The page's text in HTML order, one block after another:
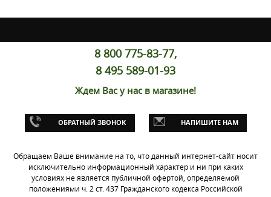
8 800 775-83-77,
8 495 589-01-93
Ждем Вас у нас в магазине!
ОБРАТНЫЙ ЗВОНОК НАПИШИТЕ НАМ
Обращаем Ваше внимание на то, что данный интернет-сайт носит
исключительно информационный характер и ни при каких
условиях не является публичной офертой, определяемой
положениями ч. 2 ст. 437 Гражданского кодекса Российской